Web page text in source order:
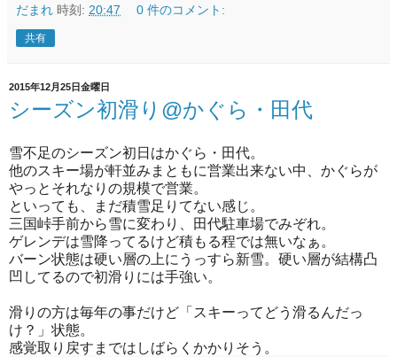
だまれ 時刻: 20:47 0 件のコメント:
共有
2015年12月25日金曜日
シーズン初滑り@かぐら・田代
雪不足のシーズン初日はかぐら・田代。
他のスキー場が軒並みまともに営業出来ない中、かぐらが
やっとそれなりの規模で営業。
といっても、まだ積雪足りてない感じ。
三国峠手前から雪に変わり、田代駐車場でみぞれ。
ゲレンデは雪降ってるけど積もる程では無いなぁ。
バーン状態は硬い層の上にうっすら新雪。硬い層が結構凸
凹してるので初滑りには手強い。
滑りの方は毎年の事だけど「スキーってどう滑るんだっ
け？」状態。
感覚取り戻すまではしばらくかかりそう。